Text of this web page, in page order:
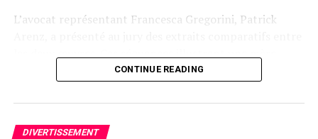
L’avocat représentant Francesca Gregorini, Patrick
prenant soin d’une poupée comme si c’était un véritable
flagrant », a-t-il déclaré devant le jury selon
Variety. »SansEmanuel
CONTINUE READING
DIVERTISSEMENT